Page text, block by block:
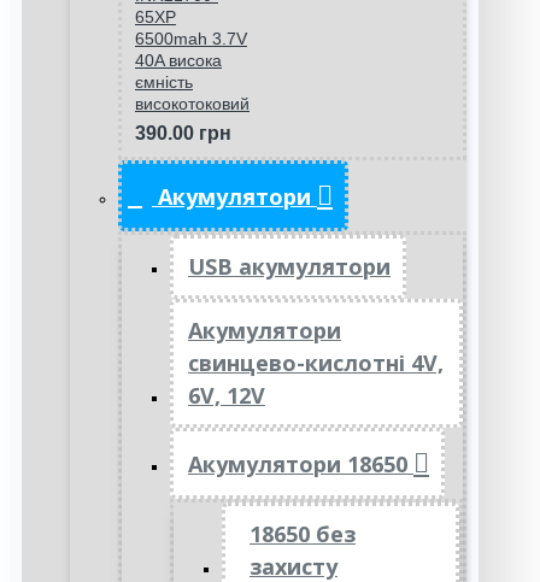
65XP
6500mah 3.7V
40A висока
ємність
високотоковий
390.00 грн
Акумулятори
USB акумулятори
Акумулятори
свинцево-кислотні 4V,
6V, 12V
Акумулятори 18650
18650 без
захисту